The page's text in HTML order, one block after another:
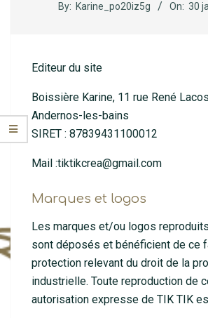
By: Karine_po20iz5g On: 30
Editeur du site
Boissière Karine, 11 rue René
Andernos-les-bains
SIRET : 87839431100012
Mail :tiktikcrea@gmail.com
Marques et logos
Les marques et/ou logos
sont déposés et bénéficient de ce
protection relevant du droit de la
industrielle. Toute reproduction de
autorisation expresse de TIK TIK